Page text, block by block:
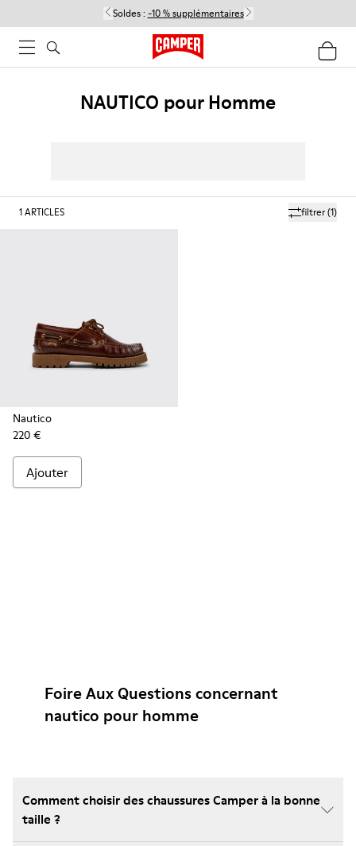
Soldes : -10 % supplémentaires
NAUTICO pour Homme
filtrer(1)
1ARTICLES
Nautico
220 €
Ajouter
Foire Aux Questions concernant
nautico pour homme
Comment choisir des chaussures Camper à la bonne
taille ?